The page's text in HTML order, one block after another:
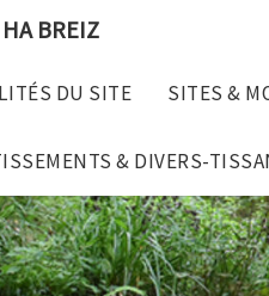
BREIZ
DU SITE SITES &
& DIVERS-